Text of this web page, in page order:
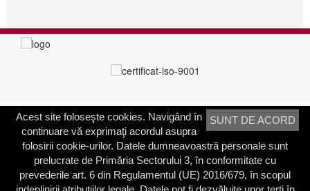
PRIMĂRIA SECTORULUI 3
Adresa:Calea Dudeşti nr. 191
Bucureşti, Sector 3, România
Contactați-ne
SUNT DE ACORD
Acest site foloseşte cookies. Navigând în
continuare vă exprimaţi acordul asupra
folosirii cookie-urilor. Datele dumneavoastră personale sunt
prelucrate de Primăria Sectorului 3, în conformitate cu
prevederile art. 6 din Regulamentul (UE) 2016/679, în scopul